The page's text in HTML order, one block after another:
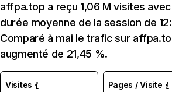
affpa.top a reçu 1,06 M visites
durée moyenne de la session de
Comparé à mai le trafic sur
augmenté de 21,45 %.
Visites Pages / Visite